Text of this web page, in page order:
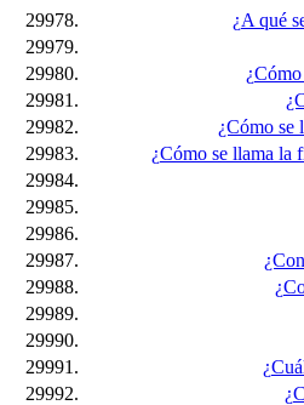
29978.
¿A qué
29979.
29980.
29981.
29982.
¿Cómo se
29983.
¿Cómo se llama la
29984.
29985.
29986.
29987.
29988.
29989.
29990.
29991.
29992.